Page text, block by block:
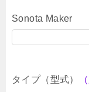
Sonota Maker
タイプ（型式）